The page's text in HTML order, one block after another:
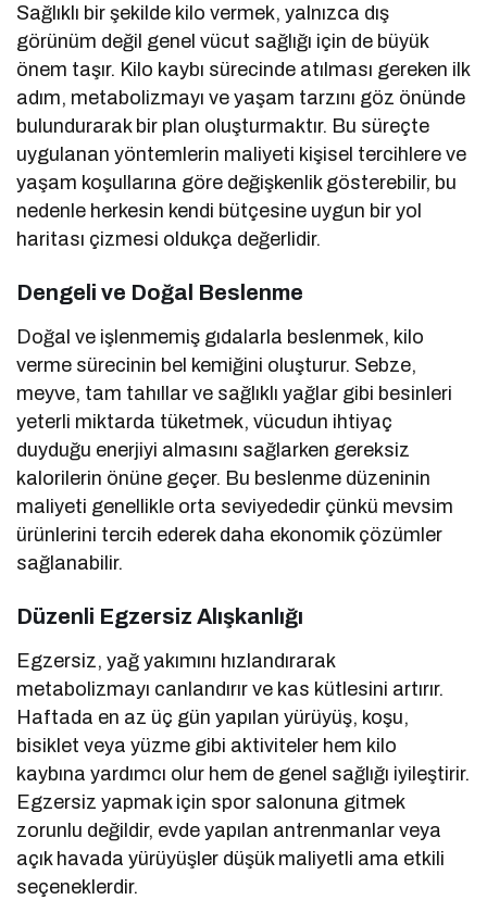
Sağlıklı bir şekilde kilo vermek, yalnızca dış
görünüm değil genel vücut sağlığı için de büyük
önem taşır. Kilo kaybı sürecinde atılması gereken ilk
adım, metabolizmayı ve yaşam tarzını göz önünde
bulundurarak bir plan oluşturmaktır. Bu süreçte
uygulanan yöntemlerin maliyeti kişisel tercihlere ve
yaşam koşullarına göre değişkenlik gösterebilir, bu
nedenle herkesin kendi bütçesine uygun bir yol
haritası çizmesi oldukça değerlidir.
Dengeli ve Doğal Beslenme
Doğal ve işlenmemiş gıdalarla beslenmek, kilo
verme sürecinin bel kemiğini oluşturur. Sebze,
meyve, tam tahıllar ve sağlıklı yağlar gibi besinleri
yeterli miktarda tüketmek, vücudun ihtiyaç
duyduğu enerjiyi almasını sağlarken gereksiz
kalorilerin önüne geçer. Bu beslenme düzeninin
maliyeti genellikle orta seviyededir çünkü mevsim
ürünlerini tercih ederek daha ekonomik çözümler
sağlanabilir.
Düzenli Egzersiz Alışkanlığı
Egzersiz, yağ yakımını hızlandırarak
metabolizmayı canlandırır ve kas kütlesini artırır.
Haftada en az üç gün yapılan yürüyüş, koşu,
bisiklet veya yüzme gibi aktiviteler hem kilo
kaybına yardımcı olur hem de genel sağlığı iyileştirir.
Egzersiz yapmak için spor salonuna gitmek
zorunlu değildir, evde yapılan antrenmanlar veya
açık havada yürüyüşler düşük maliyetli ama etkili
seçeneklerdir.